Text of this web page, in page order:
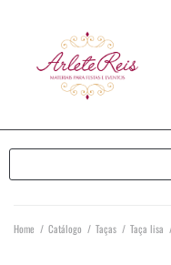
Home / Catálogo / Taças / Taça lisa